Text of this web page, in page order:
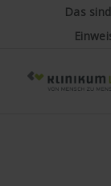
Das